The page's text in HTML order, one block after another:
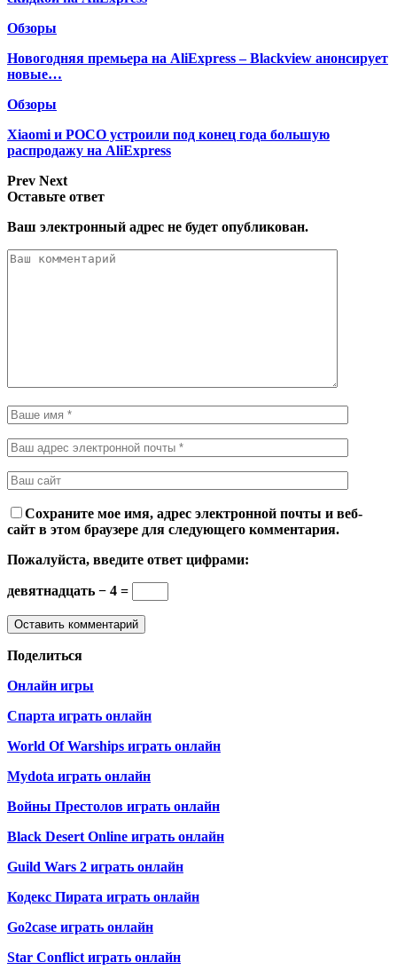
Обзоры
Новогодняя премьера на AliExpress – Blackview анонсирует
новые…
Обзоры
Xiaomi и POCO устроили под конец года большую
распродажу на AliExpress
Prev Next
Оставьте ответ
Ваш электронный адрес не будет опубликован.
Сохраните мое имя, адрес электронной почты и веб-
сайт в этом браузере для следующего комментария.
Пожалуйста, введите ответ цифрами:
девятнадцать − 4 =
Поделиться
Онлайн игры
Спарта играть онлайн
World Of Warships играть онлайн
Mydota играть онлайн
Войны Престолов играть онлайн
Black Desert Online играть онлайн
Guild Wars 2 играть онлайн
Кодекс Пирата играть онлайн
Go2case играть онлайн
Star Conflict играть онлайн